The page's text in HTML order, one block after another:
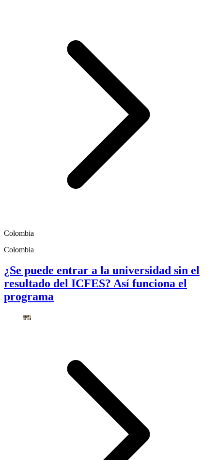
Colombia
Colombia
¿Se puede entrar a la universidad sin el
resultado del ICFES? Así funciona el
programa